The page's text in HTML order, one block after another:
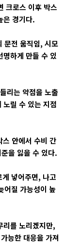
크로스 이후 박스
은 경기다.
문전 움직임, 시모
하게 만들 수 있
리는 약점을 노출
노릴 수 있는 지점
안에서 수비 간
을 잃을 수 있다.
넣어주면, 나고
어질 가능성이 높
리를 노리겠지만,
능한 대응을 가져